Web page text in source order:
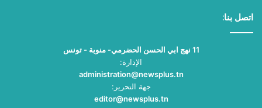
اتصل بنا:
11 نهج ابي الحسن الحضرمي- منوبة - تونس
الإدارة:
administration@newsplus.tn
جهة التحرير:
editor@newsplus.tn